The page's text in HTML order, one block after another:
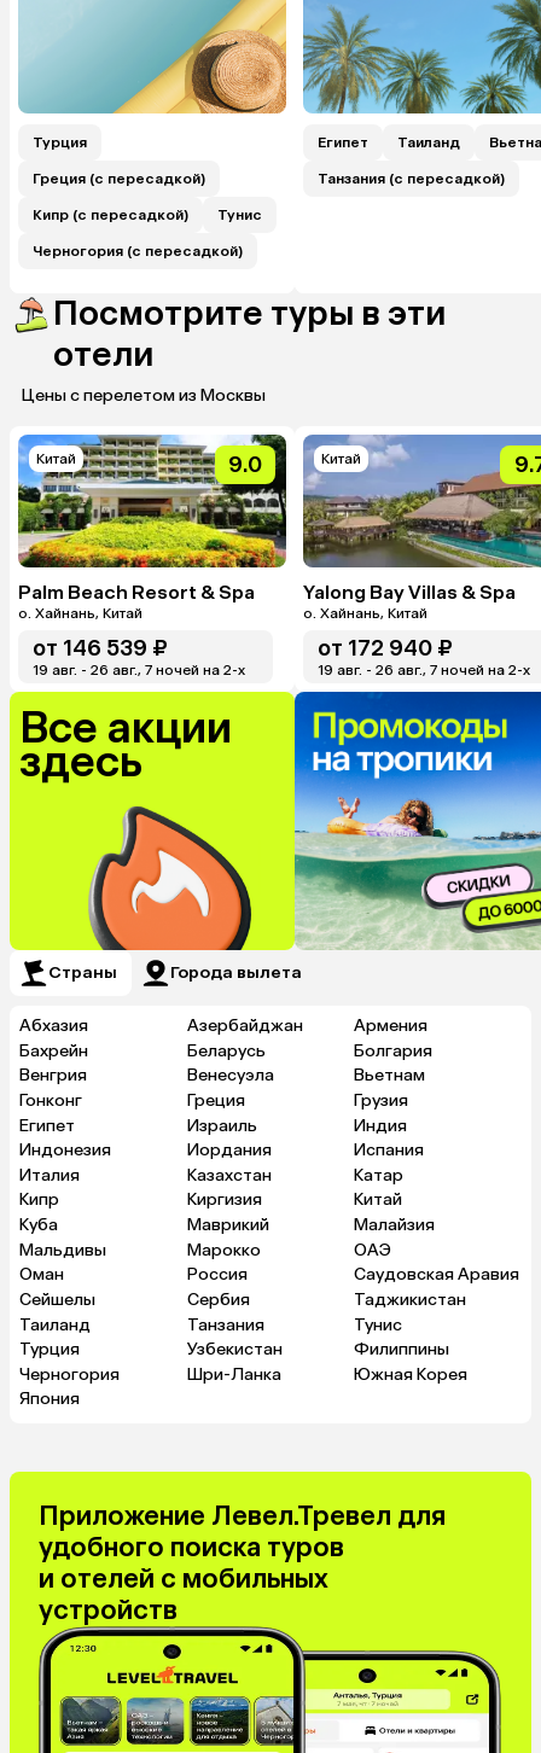
Турция
Греция (с пересадкой)
Кипр (с пересадкой) Тунис
Черногория (с пересадкой)
Египет Таиланд
Танзания (с пересадкой)
Посмотрите туры в эти
отели
Цены с перелетом из Москвы
Китай 9.0
Palm Beach Resort & Spa
о. Хайнань, Китай
от 146 539 ₽
19 авг. - 26 авг., 7 ночей на 2-x
Китай
Yalong Bay Villas & Spa
о. Хайнань, Китай
от 172 940 ₽
19 авг. - 26 авг., 7 ночей на 2-x
Все акции
здесь
Страны Города вылета
Абхазия Азербайджан
Армения
Бахрейн
Беларусь
Болгария
Венгрия
Венесуэла
Вьетнам
Гонконг
Греция
Грузия
Египет
Израиль
Индия
Индонезия
Иордания
Испания
Италия
Казахстан
Катар
Кипр
Киргизия
Китай
Куба
Маврикий
Малайзия
Мальдивы
Марокко
ОАЭ
Оман
Россия
Саудовская Аравия
Сейшелы
Сербия
Таджикистан
Таиланд
Танзания
Тунис
Турция
Узбекистан
Филиппины
Черногория
Шри-Ланка
Южная Корея
Япония
Приложение Левел.Тревел для
удобного поиска туров
и отелей с мобильных
устройств